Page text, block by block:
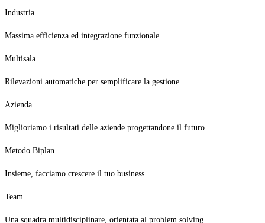
Industria
Massima efficienza ed integrazione funzionale.
Multisala
Rilevazioni automatiche per semplificare la gestione.
Azienda
Miglioriamo i risultati delle aziende progettandone il futuro.
Metodo Biplan
Insieme, facciamo crescere il tuo business.
Team
Una squadra multidisciplinare, orientata al problem solving.